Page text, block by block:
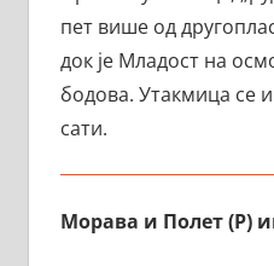
пет више од
док је Младост на
бодова. Утакмица се
сати.
Морава и Полет (Р)